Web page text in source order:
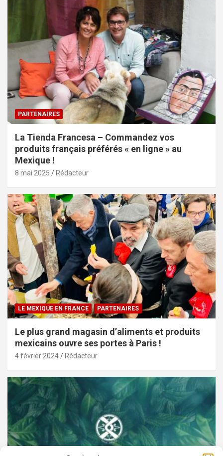
PARTENAIRES
La Tienda Francesa – Commandez vos
produits français préférés « en ligne » au
Mexique !
8 mai 2025 Rédacteur
LE MEXIQUE EN FRANCE PARTENAIRES
Le plus grand magasin d’aliments et produits
mexicains ouvre ses portes à Paris !
4 février 2024 Rédacteur